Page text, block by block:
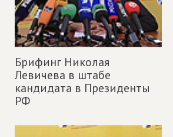
Брифинг Николая
Левичева в штабе
кандидата в Президенты
РФ